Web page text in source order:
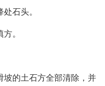
石头。
。
的土石方全部清除，并